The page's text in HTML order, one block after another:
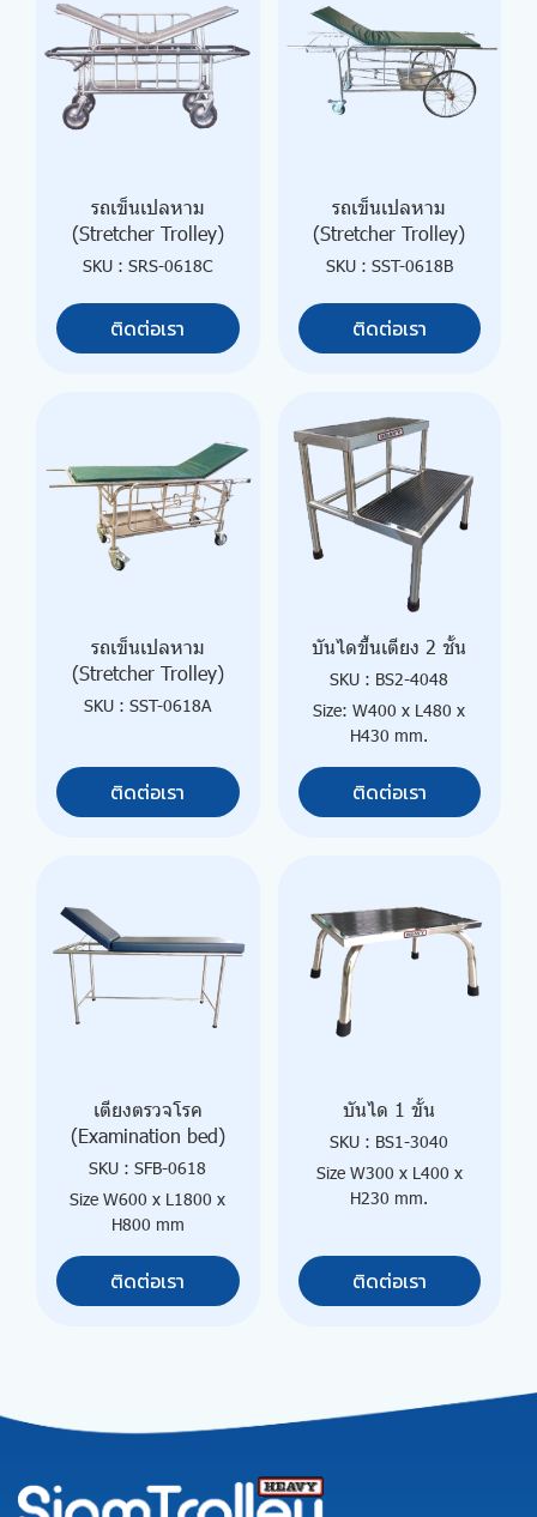
รถเข็นเปลหาม
(Stretcher Trolley)
SKU : SRS-0618C
ติดต่อเรา
รถเข็นเปลหาม
(Stretcher Trolley)
SKU : SST-0618B
ติดต่อเรา
รถเข็นเปลหาม
(Stretcher Trolley)
SKU : SST-0618A
ติดต่อเรา
บันไดขึ้นเตียง 2 ชั้น
SKU : BS2-4048
Size: W400 x L480 x
H430 mm.
ติดต่อเรา
เตียงตรวจโรค
(Examination bed)
SKU : SFB-0618
Size W600 x L1800 x
H800 mm
ติดต่อเรา
บันได 1 ขั้น
SKU : BS1-3040
Size W300 x L400 x
H230 mm.
ติดต่อเรา